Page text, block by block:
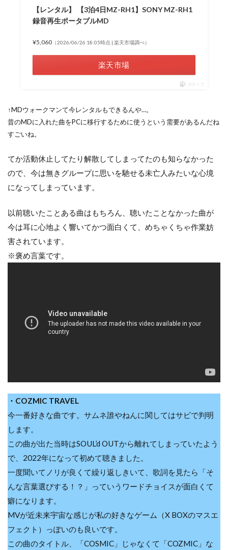
【レンタル】 【3泊4日MZ-RH1】SONY MZ-RH1
録音再生ポータブルMD
¥5,060 （2026/06/26 18:05時点 | 楽天市場調べ）
楽天市場
ポチップ
↑MDウォークマンて今レンタルもできるんや…。
昔のMDに入れた曲をPCに移行するために使うという需要があるんだね
すごいね。
てか活動休止してたり解散してしまってたのも知らなかった
ので、今は無きグループに思いを馳せる未亡人みたいな心境
になってしまっています。
以前聴いたことある曲はもちろん、聴いたことなかった曲が
今は耳に心地よく響いてかつ面白くて、めちゃくちゃ作業妨
害されています。
※褒め言葉です。
・COZMIC TRAVEL
今一番好きな曲です。サムネ誰やねんに関してはサビで判明
します。
この曲が出た当時はSOUL’d OUTから離れてしまっていたよう
で、2022年になって初めて聴きました。
一度聞いてノリが良くて繰り返しきいて、歌詞を見たら「そ
んな言葉選びする！？」っていうワードチョイスが面白くて
癖になります。
MVが近未来宇宙な感じが私の好きなゲーム（X BOXのマスエ
フェクト）っぽいのも良いです。
この曲のタイトル、「COSMIC」じゃなくて「COZMIC」な